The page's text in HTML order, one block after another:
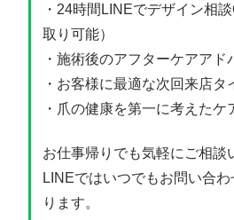
・24時間LINEでデザイン相
取り可能）
・施術後のアフターケアアド
・お客様に最適な次回来店
・爪の健康を第一に考えたケ
お仕事帰りでも気軽にご相談
LINEではいつでもお問い合
ります。